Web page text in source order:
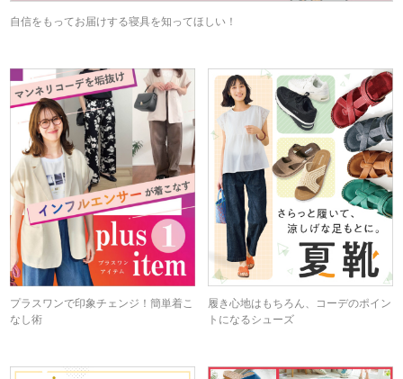
自信をもってお届けする寝具を知ってほしい！
プラスワンで印象チェンジ！簡単着こ
なし術
履き心地はもちろん、コーデのポイン
トになるシューズ